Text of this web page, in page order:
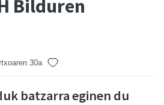
Bilduren
30a
batzarra eginen du